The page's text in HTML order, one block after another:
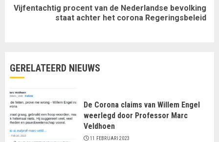
Volgende
Vijfentachtig procent van de Nederlandse bevolking
staat achter het corona Regeringsbeleid
GERELATEERD NIEUWS
De Corona claims van Willem Engel
weerlegd door Professor Marc
Veldhoen
11 FEBRUARI 2023